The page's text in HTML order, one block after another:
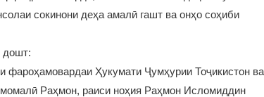
сокинони деҳа амалӣ гашт ва онҳо соҳиби
дошт:
Ҳукумати Ҷумҳурии Тоҷикистон ва
Раҳмон, раиси ноҳия Раҳмон Исломиддин